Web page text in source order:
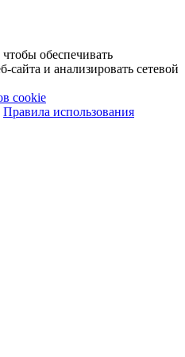
обеспечивать
и анализировать сетевой
cookie
Правила использования